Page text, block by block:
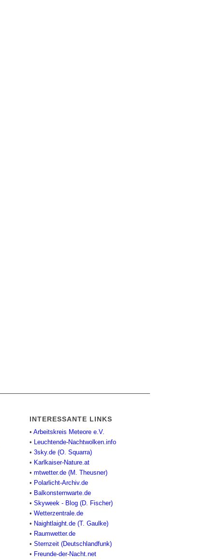
INTERESSANTE LINKS
• Arbeitskreis Meteore e.V.
• Leuchtende-Nachtwolken.info
• 3sky.de (O. Squarra)
• Karlkaiser-Nature.at
• mtwetter.de (M. Theusner)
• Polarlicht-Archiv.de
• Balkonsternwarte.de
• Skyweek - Blog (D. Fischer)
• Wetterzentrale.de
• Naightlaight.de (T. Gaulke)
• Raumwetter.de
• Sternzeit (Deutschlandfunk)
• Freunde-der-Nacht.net